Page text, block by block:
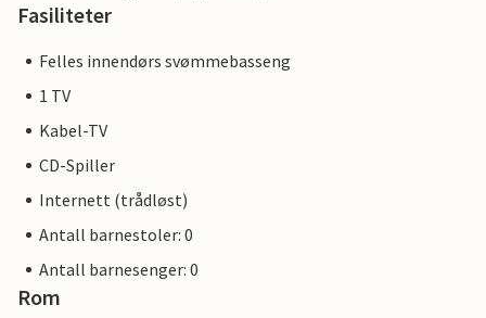
Fasiliteter
Felles innendørs svømmebasseng
1 TV
Kabel-TV
CD-Spiller
Internett (trådløst)
Antall barnestoler: 0
Antall barnesenger: 0
Rom